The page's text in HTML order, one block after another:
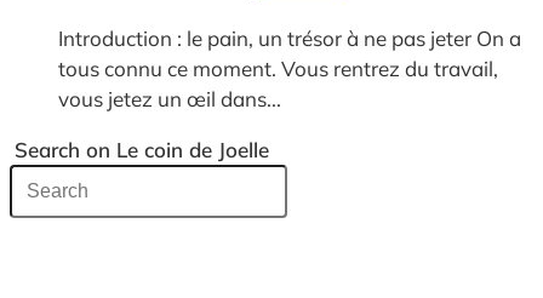
Introduction : le pain, un trésor à ne pas jeter On a
tous connu ce moment. Vous rentrez du travail,
vous jetez un œil dans...
Search on Le coin de Joelle